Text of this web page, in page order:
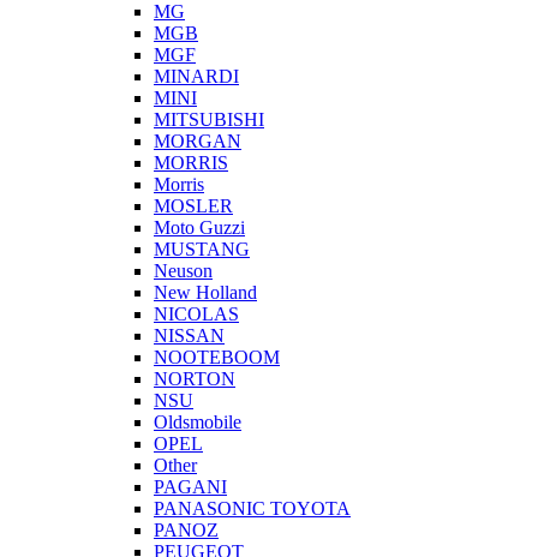
MG
MGB
MGF
MINARDI
MINI
MITSUBISHI
MORGAN
MORRIS
Morris
MOSLER
Moto Guzzi
MUSTANG
Neuson
New Holland
NICOLAS
NISSAN
NOOTEBOOM
NORTON
NSU
Oldsmobile
OPEL
Other
PAGANI
PANASONIC TOYOTA
PANOZ
PEUGEOT